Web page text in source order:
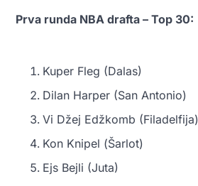
Prva runda NBA drafta – Top 30:
Kuper Fleg (Dalas)
Dilan Harper (San Antonio)
Vi Džej Edžkomb (Filadelfija)
Kon Knipel (Šarlot)
Ejs Bejli (Juta)